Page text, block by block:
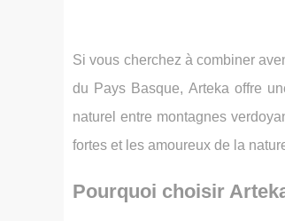
Si vous cherchez à combiner
du Pays Basque, Arteka offre
naturel entre montagnes
fortes et les amoureux de la
Pourquoi choisir